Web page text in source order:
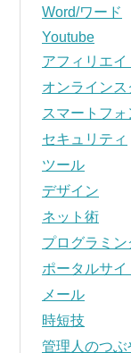
Word/ワード
Youtube
アフィリエ
オンラインス
スマートフ
セキュリティ
ツール
デザイン
ネット術
プログラミン
ポータルサイ
メール
時短技
管理人のつぶ